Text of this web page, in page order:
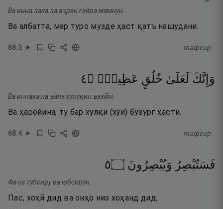
Ва инна лака ла аҷран ғайра мамнун.
Ва албатта, мар туро музде ҳаст қатъ нашудани.
68:3 тафсир
وَإِنَّكَ لَعَلَىٰ خُلُقٍ عَظِيمٍۢ ۝٤
Ва иннака ла ъала хулуқин ъазӣм.
Ва ҳаройина, ту бар хулқи (хӯи) бузург ҳастӣ.
68:4 тафсир
فَسَتُبْصِرُ وَيُبْصِرُونَ ۝٥
Фа са тубсиру ва юбсирун.
Пас, хоҳӣ дид ва онҳо низ хоҳанд дид,